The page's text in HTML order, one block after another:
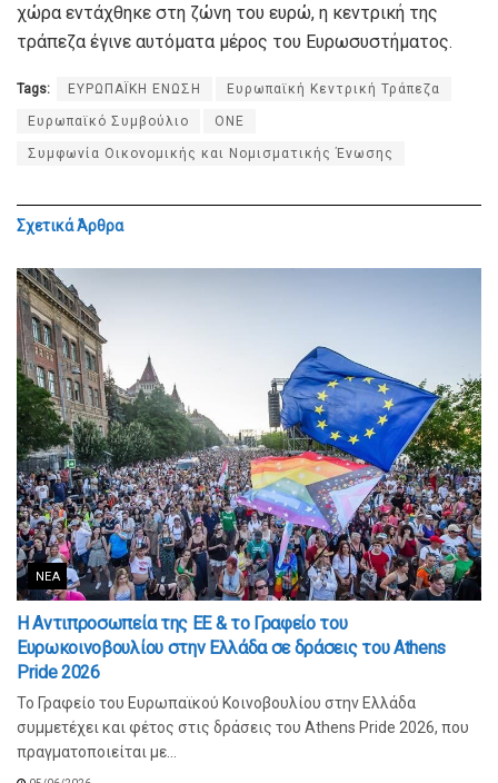
χώρα εντάχθηκε στη ζώνη του ευρώ, η κεντρική της
τράπεζα έγινε αυτόματα μέρος του Ευρωσυστήματος.
Tags: ΕΥΡΩΠΑΪΚΗ ΕΝΩΣΗ Ευρωπαϊκή Κεντρική Τράπεζα
Ευρωπαϊκό Συμβούλιο ΟΝΕ
Συμφωνία Οικονομικής και Νομισματικής Ένωσης
ΣχετικάΆρθρα
ΝΈΑ
Η Αντιπροσωπεία της ΕΕ & το Γραφείο του
Ευρωκοινοβουλίου στην Ελλάδα σε δράσεις του Athens
Pride 2026
Το Γραφείο του Ευρωπαϊκού Κοινοβουλίου στην Ελλάδα
συμμετέχει και φέτος στις δράσεις του Athens Pride 2026, που
πραγματοποιείται με...